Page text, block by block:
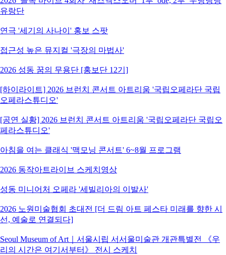
유랑단
연극 '세기의 사나이' 홍보 스팟
접근성 높은 뮤지컬 '극장의 마법사'
2026 성동 꿈의 무용단 [홍보단 12기]
[하이라이트] 2026 브런치 콘서트 아트리움 '국립오페라단 국립
오페라스튜디오'
[공연 실황] 2026 브런치 콘서트 아트리움 '국립오페라단 국립오
페라스튜디오'
아침을 여는 클래식 '맥모닝 콘서트' 6~8월 프로그램
2026 동작아트라이브 스케치영상
성동 미니어처 오페라 '세빌리아의 이발사'
2026 노원미술협회 초대전 [더 드림 아트 페스타 미래를 향한 시
선, 예술로 연결되다]
Seoul Museum of Art｜서울시립 서서울미술관 개관특별전 《우
리의 시간은 여기서부터》 전시 스케치